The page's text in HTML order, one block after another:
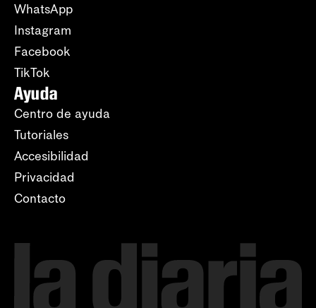
WhatsApp
Instagram
Facebook
TikTok
Ayuda
Centro de ayuda
Tutoriales
Accesibilidad
Privacidad
Contacto